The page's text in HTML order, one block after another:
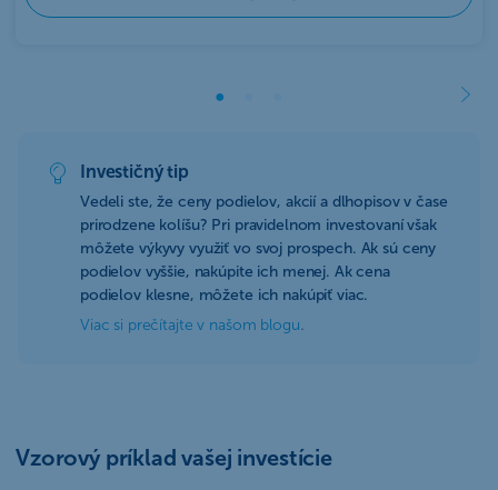
Investičný tip
Vedeli ste, že ceny podielov, akcií a dlhopisov v čase
prirodzene kolíšu? Pri pravidelnom investovaní však
môžete výkyvy využiť vo svoj prospech. Ak sú ceny
podielov vyššie, nakúpite ich menej. Ak cena
podielov klesne, môžete ich nakúpiť viac.
Viac si prečítajte v našom blogu.
Vzorový príklad vašej investície